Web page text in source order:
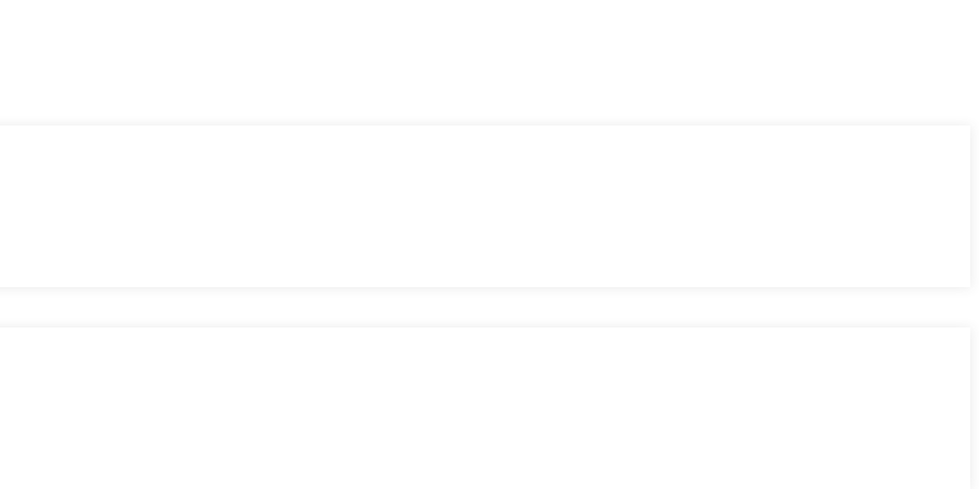
senza complicazioni.
del mercato.
piattaforme e dApp.